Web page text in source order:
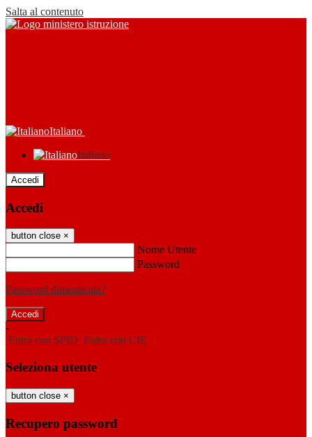
Salta al contenuto
Italiano
Italiano
Accedi
Accedi
button close ×
Nome Utente
Password
Password dimenticata?
-
Entra con SPID Entra con CIE
Seleziona utente
button close ×
Recupero password